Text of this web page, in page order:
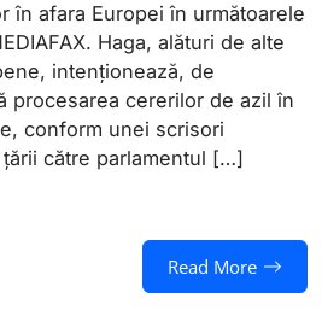
în afara Europei în următoarele
Haga, alături de alte
intenționează, de
procesarea cererilor de azil în
conform unei scrisori
către parlamentul […]
Read More